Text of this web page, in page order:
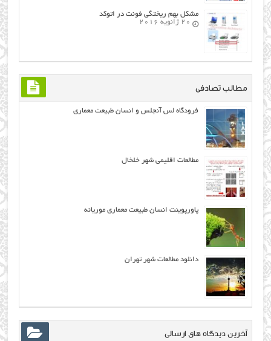
مشکل بهم ریختگی فونت در اتوکد
20 ژانویه 2016
مطالب تصادفی
فرودگاه لس آنجلس و انسان طبیعت معماری
مطالعات اقلیمی شهر خلخال
پاورپوینت انسان طبیعت معماری موریانه
دانلود مطالعات شهر تهران
آخرین دیدگاه های ارسالی